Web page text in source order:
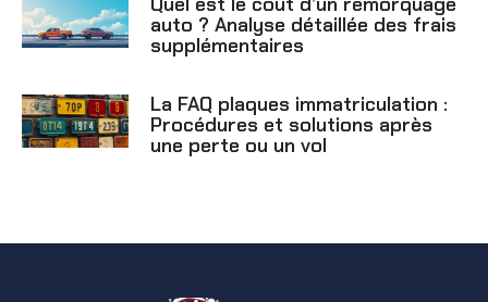
auto ? Analyse détaillée des frais
supplémentaires
La FAQ plaques immatriculation :
Procédures et solutions après
une perte ou un vol